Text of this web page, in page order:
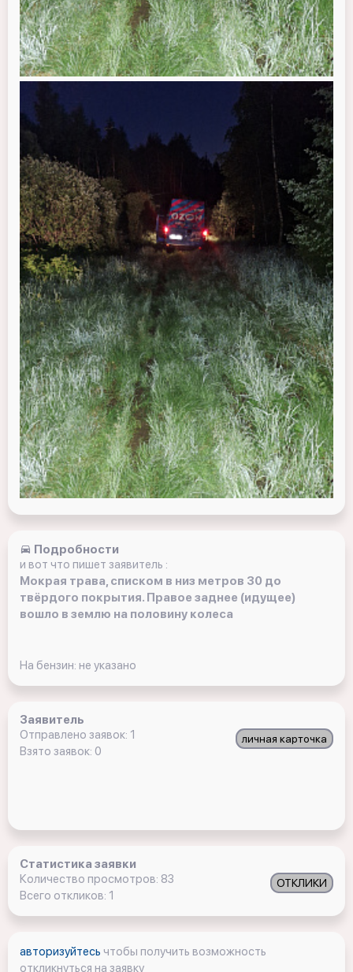
Подробности
и вот что пишет заявитель :
Мокрая трава, списком в низ метров 30 до
твёрдого покрытия. Правое заднее (идущее)
вошло в землю на половину колеса
На бензин: не указано
Заявитель
личная карточка
Отправлено заявок: 1
Взято заявок: 0
Статистика заявки
ОТКЛИКИ
Количество просмотров: 83
Всего откликов: 1
авторизуйтесь чтобы получить возможность
откликнуться на заявку